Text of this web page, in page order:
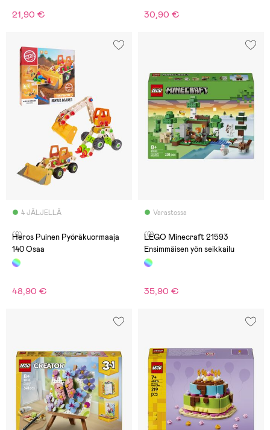
21,90 € 30,90 €
4 JÄLJELLÄ
(0)
Heros Puinen Pyöräkuormaaja
140 Osaa
48,90 €
Varastossa
(0)
LEGO Minecraft 21593
Ensimmäisen yön seikkailu
35,90 €